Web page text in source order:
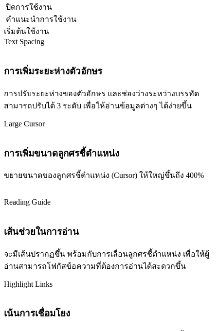
ปิดการใช้งาน
คำแนะนำการใช้งาน
เริ่มต้นใช้งาน
Text Spacing
การเพิ่มระยะห่างตัวอักษร
การปรับระยะห่างของตัวอักษร และช่องว่างระหว่างบรรทัด
สามารถปรับได้ 3 ระดับ เพื่อให้อ่านข้อมูลต่างๆ ได้ง่ายขึ้น
Large Cursor
การเพิ่มขนาดลูกศรชี้ตำแหน่ง
ขยายขนาดของลูกศรชี้ตำแหน่ง (Cursor) ให้ใหญ่ขึ้นถึง 400%
Reading Guide
เส้นช่วยในการอ่าน
จะมีเส้นปรากฏขึ้น พร้อมกับการเลื่อนลูกศรชี้ตำแหน่ง เพื่อให้ผู้
อ่านสามารถโฟกัสข้อความที่ต้องการอ่านได้สะดวกขึ้น
Highlight Links
เน้นการเชื่อมโยง